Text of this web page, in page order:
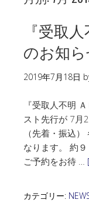
『受取
のお知
2019年7月18日
『受取人不明
スト先行が 7月
（先着・振込
なります。 約
ご予約をお待 …
カテゴリー: